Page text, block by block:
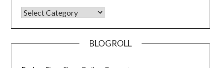
DI COSA HO SCRITTO
BLOGROLL